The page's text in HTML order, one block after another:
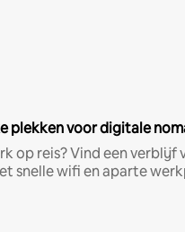
plekken voor digitale
op reis? Vind een verblijf
snelle wifi en aparte